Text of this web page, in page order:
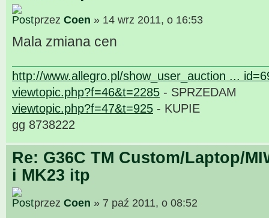
przez Coen » 14 wrz 2011, o 16:53
Mala zmiana cen
http://www.allegro.pl/show_user_auction ...
viewtopic.php?f=46&t=2285 - SPRZEDAM
viewtopic.php?f=47&t=925 - KUPIE
gg 8738222
Re: G36C TM Custom/Laptop/
i MK23 itp
przez Coen » 7 paź 2011, o 08:52